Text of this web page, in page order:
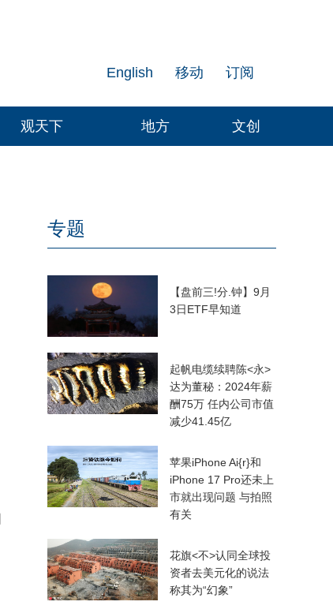
订阅
移动
English
观天下 地方 文创
专题
【盘前三!分.钟】9月
3日ETF早知道
起帆电缆续聘陈<永>
达为董秘：2024年薪
酬75万 任内公司市值
减少41.45亿
苹果iPhone Ai{r}和
iPhone 17 Pro还未上
市就出现问题 与拍照
有关
花旗<不>认同全球投
资者去美元化的说法
称其为“幻象”